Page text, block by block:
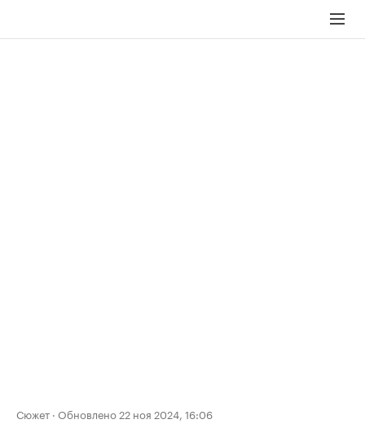
Сюжет · Обновлено 22 ноя 2024, 16:06